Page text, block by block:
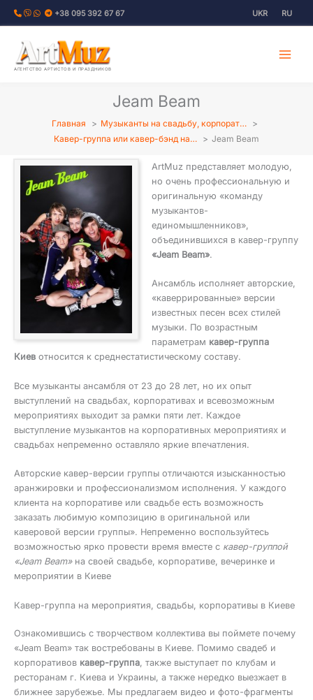
Перейти
+38 095 392 67 67 UKR RU
АГЕНТСТВО АРТИСТОВ И ПРАЗДНИКОВ
Jeam Beam
Главная
Музыканты на свадьбу, корпорат…
Кавер-группа или кавер-бэнд на…
Jeam Beam
ArtMuz представляет молодую,
но очень профессиональную и
оригинальную «команду
музыкантов-
единомышленников»,
объединившихся в кавер-группу
«Jeam Beam».
Ансамбль исполняет авторские,
«каверрированные» версии
известных песен всех стилей
музыки. По возрастным
параметрам кавер-группа
Киев относится к среднестатистическому составу.
Все музыканты ансамбля от 23 до 28 лет, но их опыт
выступлений на свадьбах, корпоративах и всевозможным
мероприятиях выходит за рамки пяти лет. Каждое
выступление музыкантов на корпоративных мероприятиях и
свадьбах непременно оставляло яркие впечатления.
Авторские кавер-версии группы отличаются изысканностью
аранжировки и профессионализмом исполнения. У каждого
клиента на корпоративе или свадьбе есть возможность
заказать любимую композицию в оригинальной или
каверовой версии группы». Непременно воспользуйтесь
возможностью ярко провести время вместе с кавер-группой
«Jeam Beam»на своей свадьбе, корпоративе, вечеринке и
мероприятии в Киеве
Кавер-группа на мероприятия, свадьбы, корпоративы в Киеве
Ознакомившись с творчеством коллектива вы поймете почему
«Jeam Beam» так востребованы в Киеве. Помимо свадеб и
корпоративов кавер-группа, также выступает по клубам и
ресторанам г. Киева и Украины, а также нередко выезжает в
ближнее зарубежье. Мы предлагаем видео и фото-фрагменты